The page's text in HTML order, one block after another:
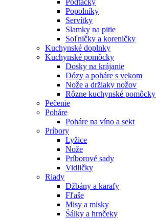
Popolníky
Servítky
Slamky na pitie
Soľničky a koreničky
Kuchynské doplnky
Kuchynské pomôcky
Dosky na krájanie
Dózy a poháre s vekom
Nože a držiaky nožov
Rôzne kuchynské pomôcky
Pečenie
Poháre
Poháre na víno a sekt
Príbory
Lyžice
Nože
Príborové sady
Vidličky
Riady
Džbány a karafy
Fľaše
Misy a misky
Šálky a hrnčeky